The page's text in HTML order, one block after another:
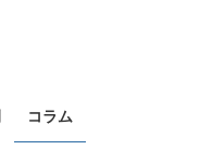
コラム